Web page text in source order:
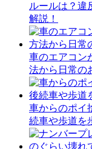
ルールは？違
解説！
車のエアコン
法から日常の
車からのポイ
続車や歩道を